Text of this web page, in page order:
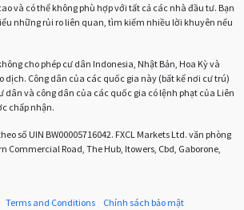
COVID-19 CPI Charles Dow
Chuyên gia tư vấn
Các mức Fibonacci Cắt lỗ
và có thể không phù hợp với tất cả các nhà đầu tư. Bạn
những rủi ro liên quan, tìm kiếm nhiều lời khuyên nếu
cho phép cư dân Indonesia, Nhật Bản, Hoa Kỳ và
dịch. Công dân của các quốc gia này (bất kể nơi cư trú)
dân và công dân của các quốc gia có lệnh phạt của Liên
chấp nhận.
số UIN BW00005716042. FXCL Markets Ltd. văn phòng
Commercial Road, The Hub, Itowers, Cbd, Gaborone,
Terms and Conditions Chính sách bảo mật